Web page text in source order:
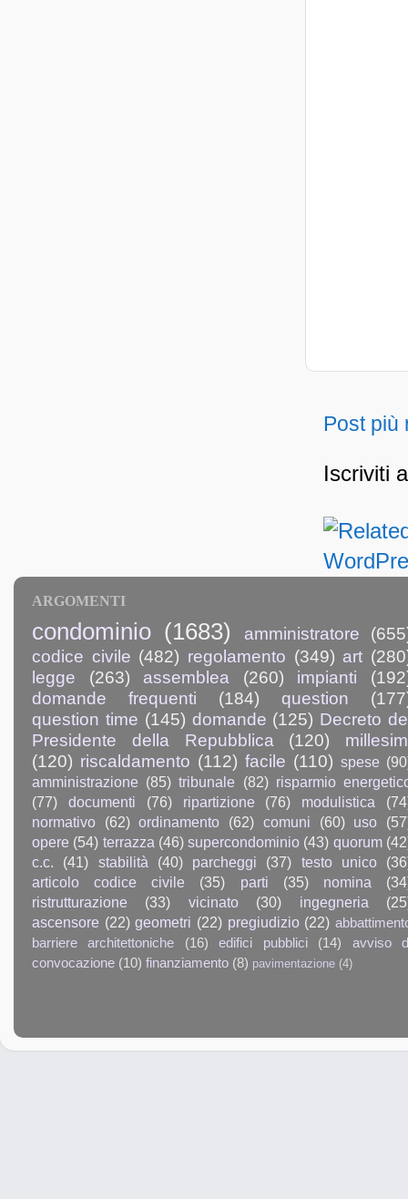
Post più
Iscriviti
ARGOMENTI
condominio (1683) amministratore
codice civile (482) regolamento (349) art
legge
(263) assemblea (260) impianti
domande frequenti
(184) question
question time (145) domande (125) Decreto
Presidente della Repubblica
(120)
(120) riscaldamento (112) facile (110) spese
amministrazione (85) tribunale (82) risparmio
(77)
documenti (76) ripartizione (76) modulistica
normativo
(62) ordinamento (62) comuni (60) uso
opere (54) terrazza (46) supercondominio (43) quorum
c.c.
(41) stabilità (40) parcheggi (37) testo unico
articolo codice civile
(35) parti (35) nomina
ristrutturazione
(33) vicinato (30) ingegneria
ascensore (22) geometri (22) pregiudizio (22)
barriere architettoniche
(16) edifici pubblici (14)
avviso
convocazione (10) finanziamento (8) pavimentazione (4)